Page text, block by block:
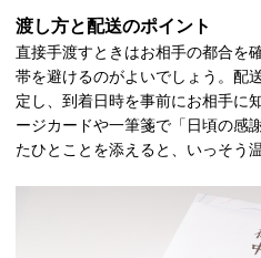
渡し方と配送のポイント
直接手渡すときはお相手の都合を
帯を避けるのがよいでしょう。配
定し、到着日時を事前にお相手に
ージカードや一筆箋で「日頃の感
たひとことを添えると、いっそう